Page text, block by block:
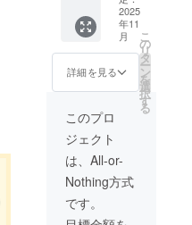
apan-
child-
foundat
ion.org/l
贈いた
しま
す。 寄
贈先の
児童養
する場
設名を
下記の
サイト
から選
備考欄
せてい
ただき
ます。
※このリ
ターン
は5体寄
贈プラ
ン、早
割10体
寄贈プ
ランと
同じ内
容にな
2025
年11
月
詳細を見る
こ
の
リ
タ
ー
ン
を
選
択
す
る
このプロ
ジェクト
は、All-or-
Nothing方式
です。